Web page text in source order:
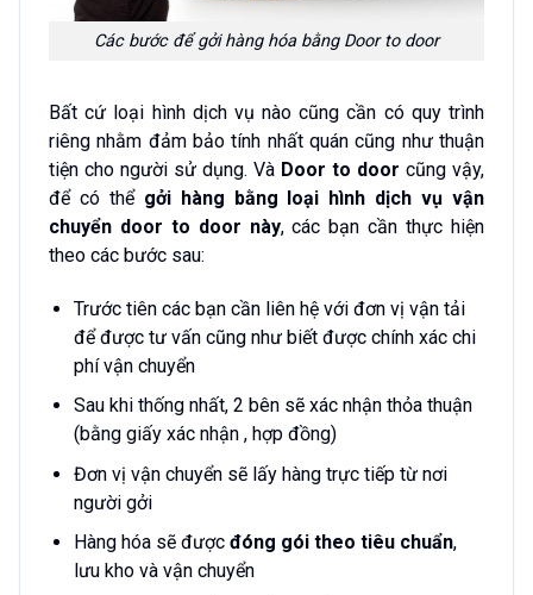
Các bước để gởi hàng hóa bằng Door to door
Bất cứ loại hình dịch vụ nào cũng cần có quy trình
riêng nhằm đảm bảo tính nhất quán cũng như thuận
tiện cho người sử dụng. Và Door to door cũng vậy,
để có thể gởi hàng bằng loại hình dịch vụvận
chuyển door to door này, các bạn cần thực hiện
theo các bước sau:
Trước tiên các bạn cần liên hệ với đơn vị vận tải
để được tư vấn cũng như biết được chính xác chi
phí vận chuyển
Sau khi thống nhất, 2 bên sẽ xác nhận thỏa thuận
(bằng giấy xác nhận , hợp đồng)
Đơn vị vận chuyển sẽ lấy hàng trực tiếp từ nơi
người gởi
Hàng hóa sẽ được đóng gói theo tiêu chuẩn,
lưu kho và vận chuyển